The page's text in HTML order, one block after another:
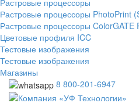
Растровые процессоры PhotoPrint
Растровые процессоры ColorGATE
Цветовые профиля ICC
Тестовые изображения
Тестовые изображения
Магазины
8 800-201-6947